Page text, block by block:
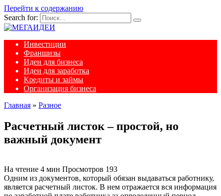
Перейти к содержанию
Search for:
Инвестиции
Франшизы
Идеи для бизнеса
Идеи для заработка
Кредиты и займы
Организация бизнеса
Главная » Разное
Расчетный листок – простой, но
важный документ
На чтение 4 мин Просмотров 193
Одним из документов, который обязан выдаваться работнику,
является расчетный листок. В нем отражается вся информация